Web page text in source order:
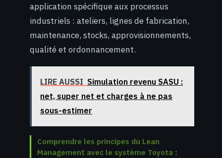
application spécifique aux processus
industriels : ateliers, lignes de fabrication,
maintenance, stocks, approvisionnements,
qualité et ordonnancement.
LIRE AUSSI Simulation revenu SASU :
net, super net et charges à ne pas
sous-estimer
Comprendre les principes du Lean
Management avec le système Toyota :